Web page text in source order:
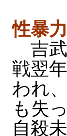
性暴
吉武
戦翌
われ
も失
自殺